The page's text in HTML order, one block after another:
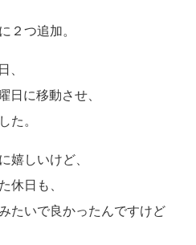
２つ追加。
、
日に移動させ、
た。
嬉しいけど、
休日も、
たいで良かったんですけど